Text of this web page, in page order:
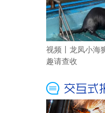
视频丨龙凤小海
趣请查收